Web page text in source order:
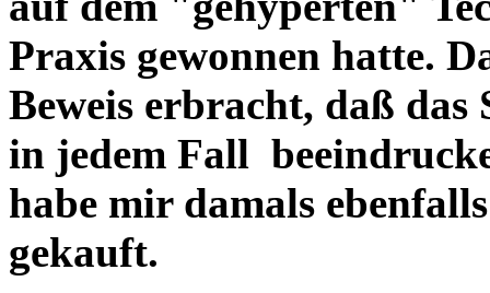
Praxis gewonnen hatte.
Beweis erbracht, daß das
in jedem Fall
habe mir damals
gekauft.